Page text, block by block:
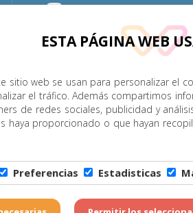
ESTA PÁGINA WEB
sitio web se usan para personalizar el
el tráfico. Además compartimos
de redes sociales, publicidad y
haya proporcionado o que hayan
Preferencias Estadisticas
YouTube
P. Menor Cumplimiento
- Diócesis de Canarias. Todos los derechos